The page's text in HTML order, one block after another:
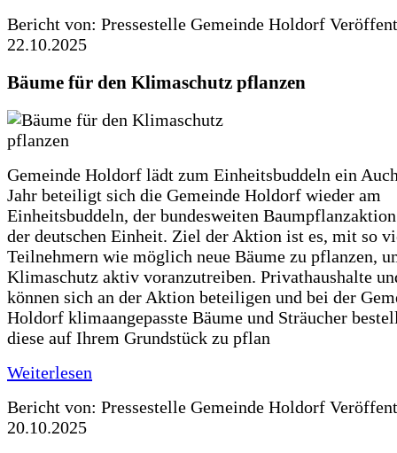
Bericht von: Pressestelle Gemeinde Holdorf
22.10.2025
Bäume für den Klimaschutz pflanzen
Gemeinde Holdorf lädt zum Einheitsbuddeln ein
Jahr beteiligt sich die Gemeinde Holdorf wieder am
Einheitsbuddeln, der bundesweiten
der deutschen Einheit. Ziel der Aktion ist es, mit so
Teilnehmern wie möglich neue Bäume zu pflanzen,
Klimaschutz aktiv voranzutreiben. Privathaushalte
können sich an der Aktion beteiligen und bei der
Holdorf klimaangepasste Bäume und Sträucher
diese auf Ihrem Grundstück zu pflan
Weiterlesen
Bericht von: Pressestelle Gemeinde Holdorf
20.10.2025